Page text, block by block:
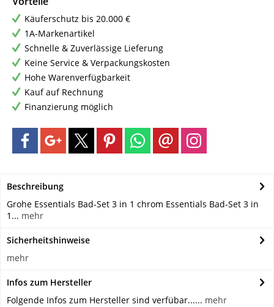
Käuferschutz bis 20.000 €
1A-Markenartikel
Schnelle & Zuverlässige Lieferung
Keine Service & Verpackungskosten
Hohe Warenverfügbarkeit
Kauf auf Rechnung
Finanzierung möglich
Beschreibung
Grohe Essentials Bad-Set 3 in 1 chrom Essentials Bad-Set 3 in
1... mehr
Sicherheitshinweise
mehr
Infos zum Hersteller
Folgende Infos zum Hersteller sind verfübar...... mehr